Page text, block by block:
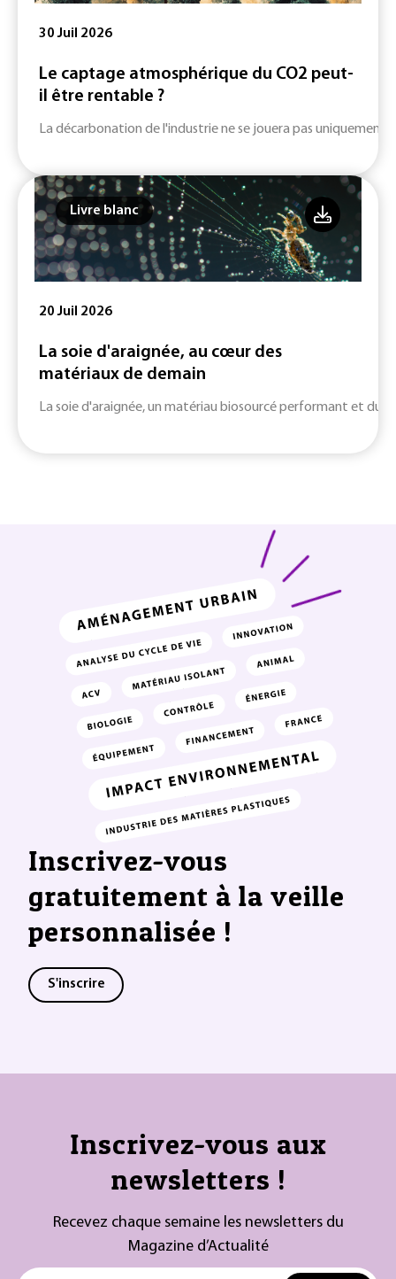
30 Juil 2026
Le captage atmosphérique du CO2 peut-
il être rentable ?
La décarbonation de l'industrie ne se jouera pas uniquement
Livre blanc
20 Juil 2026
La soie d'araignée, au cœur des
matériaux de demain
La soie d'araignée, un matériau biosourcé performant et
Inscrivez-vous
gratuitement à la veille
personnalisée !
S'inscrire
Inscrivez-vous aux
newsletters !
Recevez chaque semaine les newsletters du
Magazine d’Actualité